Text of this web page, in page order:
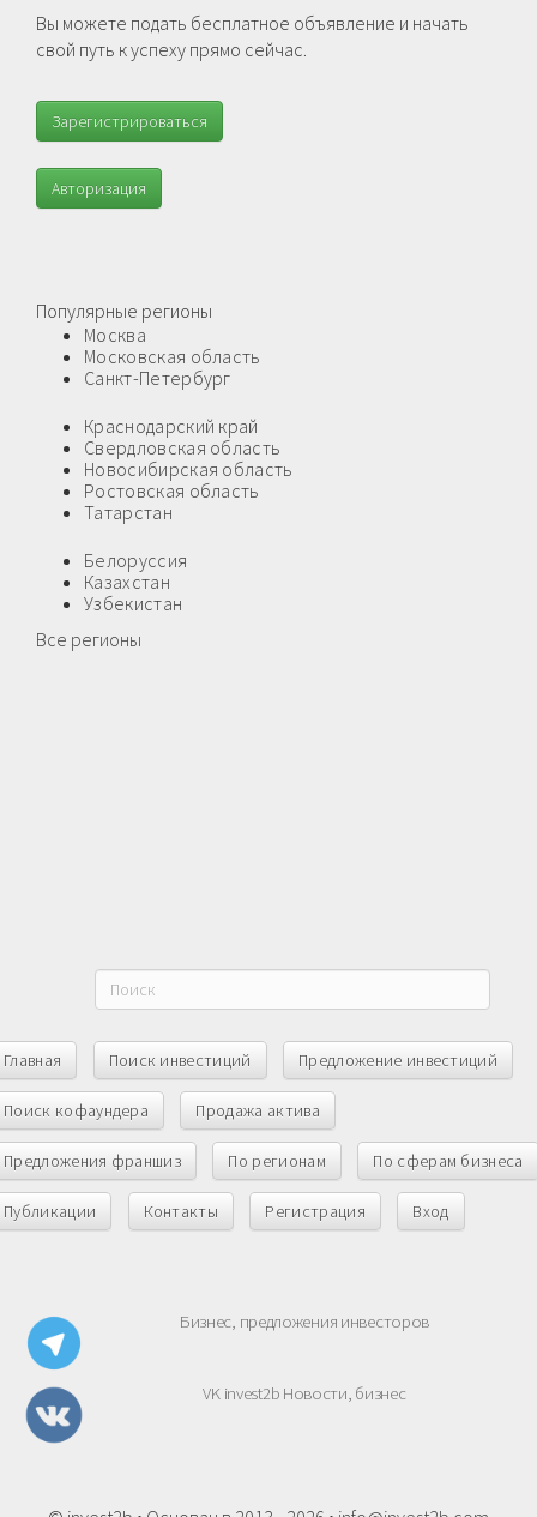
Вы можете подать бесплатное объявление и начать
свой путь к успеху прямо сейчас.
Зарегистрироваться
Авторизация
Популярные регионы
Москва
Московская область
Санкт-Петербург
Краснодарский край
Свердловская область
Новосибирская область
Ростовская область
Татарстан
Белоруссия
Казахстан
Узбекистан
Все регионы
Главная Поиск инвестиций Предложение инвестиций
Поиск кофаундера Продажа актива
Предложения франшиз По регионам По сферам бизнеса
Публикации Контакты Регистрация Вход
Бизнес, предложения инвесторов
VK invest2b Новости, бизнес